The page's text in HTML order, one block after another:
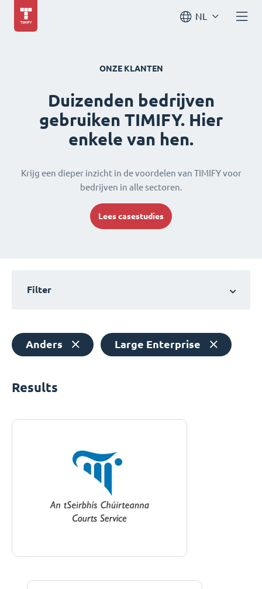
NL
ONZE KLANTEN
Duizenden bedrijven
gebruiken TIMIFY. Hier
enkele van hen.
Krijg een dieper inzicht in de voordelen van TIMIFY voor
bedrijven in alle sectoren.
Lees casestudies
Filter
Anders Large Enterprise
Results